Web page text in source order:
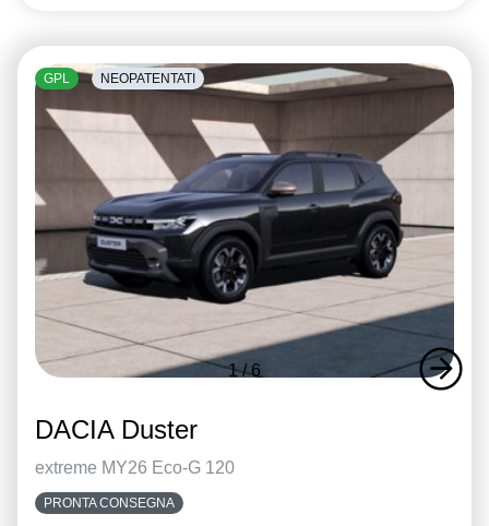
1/6
GPL NEOPATENTATI
DACIA Duster
extreme MY26 Eco-G 120
PRONTA CONSEGNA